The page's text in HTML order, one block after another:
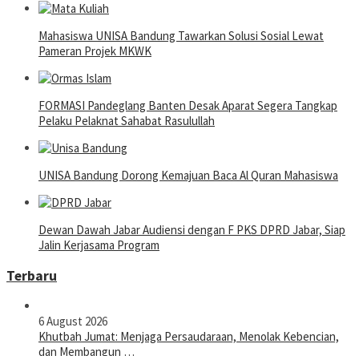
Mahasiswa UNISA Bandung Tawarkan Solusi Sosial Lewat
Pameran Projek MKWK
FORMASI Pandeglang Banten Desak Aparat Segera Tangkap
Pelaku Pelaknat Sahabat Rasulullah
UNISA Bandung Dorong Kemajuan Baca Al Quran Mahasiswa
Dewan Dawah Jabar Audiensi dengan F PKS DPRD Jabar, Siap
Jalin Kerjasama Program
Terbaru
6 August 2026
Khutbah Jumat: Menjaga Persaudaraan, Menolak Kebencian,
dan Membangun …